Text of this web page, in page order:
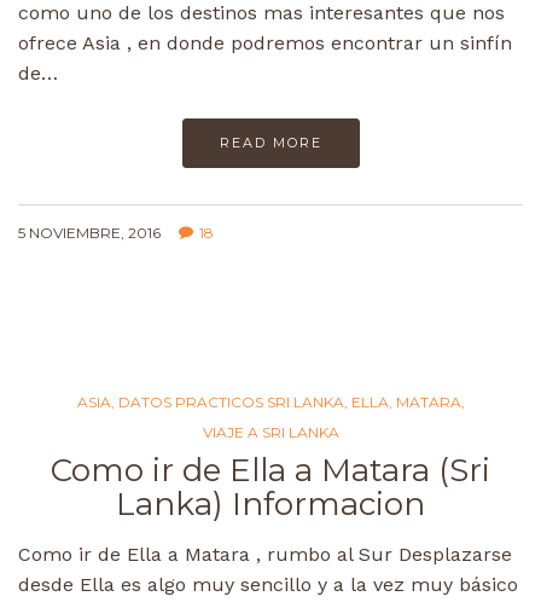
como uno de los destinos mas interesantes que nos
ofrece Asia , en donde podremos encontrar un sinfín
de…
READ MORE
5 NOVIEMBRE, 2016 18
ASIA, DATOS PRACTICOS SRI LANKA, ELLA, MATARA,
VIAJE A SRI LANKA
Como ir de Ella a Matara (Sri
Lanka) Informacion
Como ir de Ella a Matara , rumbo al Sur Desplazarse
desde Ella es algo muy sencillo y a la vez muy básico